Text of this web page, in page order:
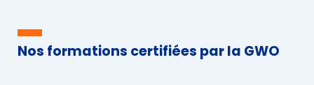
Nos formations certifiées par la GWO